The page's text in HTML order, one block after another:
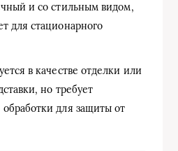
и со стильным видом,
для стационарного
в качестве отделки или
но требует
для защиты от